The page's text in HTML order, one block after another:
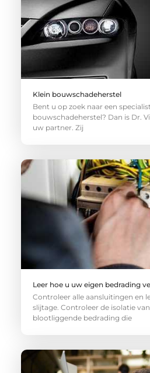
Klein bouwschadeherstel
Bent u op zoek naar een
bouwschadeherstel? Dan is Dr.
uw partner. Zij
Leer hoe u uw eigen bedrading
Controleer alle aansluitingen en
slijtage. Controleer de isolatie
blootliggende bedrading die